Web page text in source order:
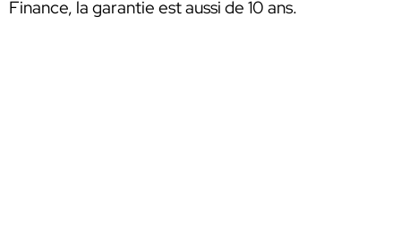
Finance, la garantie est aussi de 10 ans.